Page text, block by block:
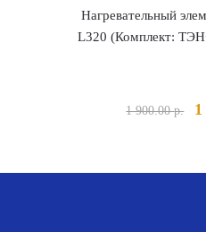
Нагревательный
L320 (Комплект:
1 900.00р.
1